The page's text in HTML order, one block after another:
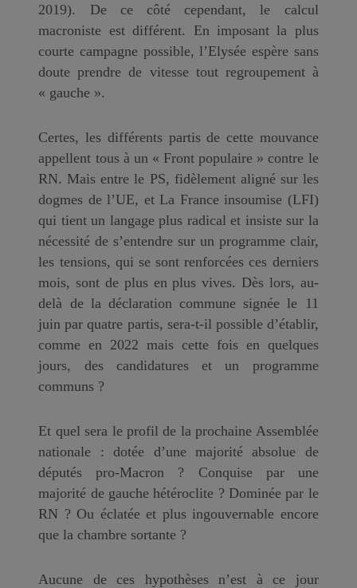
2019). De ce côté cependant, le calcul
macroniste est différent. En imposant la plus
courte campagne possible, l’Elysée espère sans
doute prendre de vitesse tout regroupement à
« gauche ».
Certes, les différents partis de cette mouvance
appellent tous à un « Front populaire » contre le
RN. Mais entre le PS, fidèlement aligné sur les
dogmes de l’UE, et La France insoumise (LFI)
qui tient un langage plus radical et insiste sur la
nécessité de s’entendre sur un programme clair,
les tensions, qui se sont renforcées ces derniers
mois, sont de plus en plus vives. Dès lors, au-
delà de la déclaration commune signée le 11
juin par quatre partis, sera-t-il possible d’établir,
comme en 2022 mais cette fois en quelques
jours, des candidatures et un programme
communs ?
Et quel sera le profil de la prochaine Assemblée
nationale : dotée d’une majorité absolue de
députés pro-Macron ? Conquise par une
majorité de gauche hétéroclite ? Dominée par le
RN ? Ou éclatée et plus ingouvernable encore
que la chambre sortante ?
Aucune de ces hypothèses n’est à ce jour